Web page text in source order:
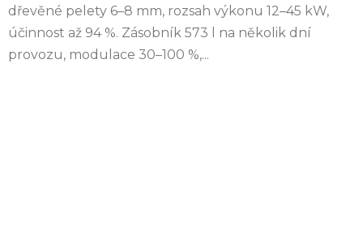
dřevěné pelety 6–8 mm, rozsah výkonu 12–45 kW,
účinnost až 94 %. Zásobník 573 l na několik dní
provozu, modulace 30–100 %,...